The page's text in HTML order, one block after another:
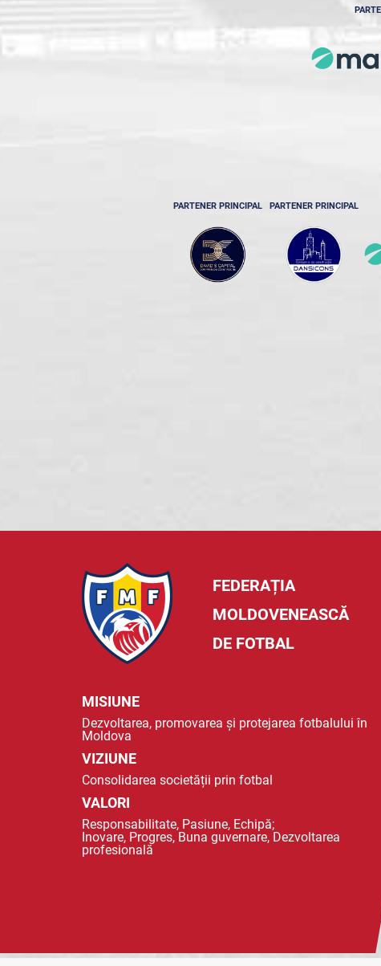
PARTENER PRINCIPAL PARTENER PRINCIPAL
FEDERAȚIA
MOLDOVENEASCĂ
DE FOTBAL
MISIUNE
Dezvoltarea, promovarea și protejarea fotbalului în
Moldova
VIZIUNE
Consolidarea societății prin fotbal
VALORI
Responsabilitate, Pasiune, Echipă;
Inovare, Progres, Buna guvernare, Dezvoltarea
profesională